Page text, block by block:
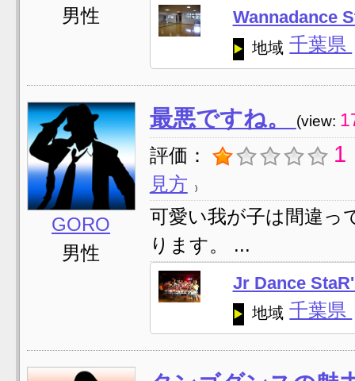
男性
Wannadance
地域 千葉県
GORO
男性
最悪ですね。 (view:
評価： 1
見方
可愛い我が子は間違っ
ります。 ...
Jr Dance
地域 千葉県